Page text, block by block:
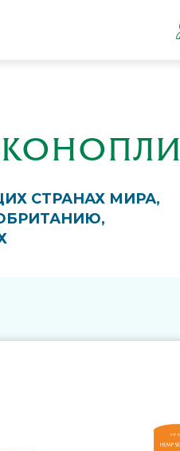
КОНОПЛИ
СТРАНАХ МИРА,